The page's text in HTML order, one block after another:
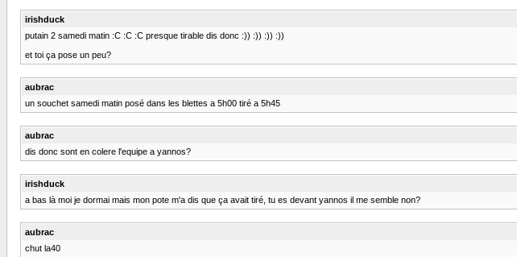
irishduck
putain 2 samedi matin :C :C :C presque tirable dis donc :)) :)) :)) :))
et toi ça pose un peu?
aubrac
un souchet samedi matin posé dans les blettes a 5h00 tiré a 5h45
aubrac
dis donc sont en colere l'equipe a yannos?
irishduck
a bas là moi je dormai mais mon pote m'a dis que ça avait tiré, tu es devant yannos il me semble non?
aubrac
chut la40